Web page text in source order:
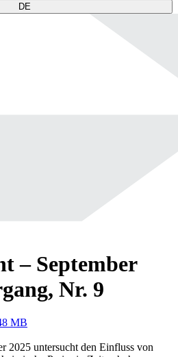
DE
– September
Nr. 9
MB
2025 untersucht den Einfluss von